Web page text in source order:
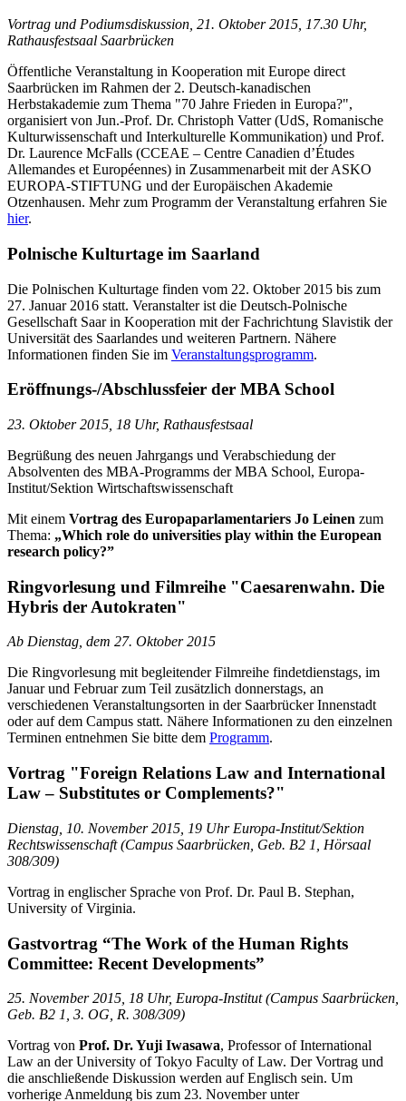
Vortrag und Podiumsdiskussion, 21. Oktober 2015, 17.30 Uhr,
Rathausfestsaal Saarbrücken
Öffentliche Veranstaltung in Kooperation mit Europe direct
Saarbrücken im Rahmen der 2. Deutsch-kanadischen
Herbstakademie zum Thema "70 Jahre Frieden in Europa?",
organisiert von Jun.-Prof. Dr. Christoph Vatter (UdS, Romanische
Kulturwissenschaft und Interkulturelle Kommunikation) und Prof.
Dr. Laurence McFalls (CCEAE – Centre Canadien d’Études
Allemandes et Européennes) in Zusammenarbeit mit der ASKO
EUROPA-STIFTUNG und der Europäischen Akademie
Otzenhausen. Mehr zum Programm der Veranstaltung erfahren Sie
hier.
Polnische Kulturtage im Saarland
Die Polnischen Kulturtage finden vom 22. Oktober 2015 bis zum
27. Januar 2016 statt. Veranstalter ist die Deutsch-Polnische
Gesellschaft Saar in Kooperation mit der Fachrichtung Slavistik der
Universität des Saarlandes und weiteren Partnern. Nähere
Informationen finden Sie im Veranstaltungsprogramm.
Eröffnungs-/Abschlussfeier der MBA School
23. Oktober 2015, 18 Uhr, Rathausfestsaal
Begrüßung des neuen Jahrgangs und Verabschiedung der
Absolventen des MBA-Programms der MBA School, Europa-
Institut/Sektion Wirtschaftswissenschaft
Mit einem Vortrag des Europaparlamentariers Jo Leinen zum
Thema: „Which role do universities play within the European
research policy?”
Ringvorlesung und Filmreihe "Caesarenwahn. Die
Hybris der Autokraten"
Ab Dienstag, dem 27. Oktober 2015
Die Ringvorlesung mit begleitender Filmreihe findetdienstags, im
Januar und Februar zum Teil zusätzlich donnerstags, an
verschiedenen Veranstaltungsorten in der Saarbrücker Innenstadt
oder auf dem Campus statt. Nähere Informationen zu den einzelnen
Terminen entnehmen Sie bitte dem Programm.
Vortrag "Foreign Relations Law and International
Law – Substitutes or Complements?"
Dienstag, 10. November 2015, 19 Uhr Europa-Institut/Sektion
Rechtswissenschaft (Campus Saarbrücken, Geb. B2 1, Hörsaal
308/309)
Vortrag in englischer Sprache von Prof. Dr. Paul B. Stephan,
University of Virginia.
Gastvortrag “The Work of the Human Rights
Committee: Recent Developments”
25. November 2015, 18 Uhr, Europa-Institut (Campus Saarbrücken,
Geb. B2 1, 3. OG, R. 308/309)
Vortrag von Prof. Dr. Yuji Iwasawa, Professor of International
Law an der University of Tokyo Faculty of Law. Der Vortrag und
die anschließende Diskussion werden auf Englisch sein. Um
vorherige Anmeldung bis zum 23. November unter